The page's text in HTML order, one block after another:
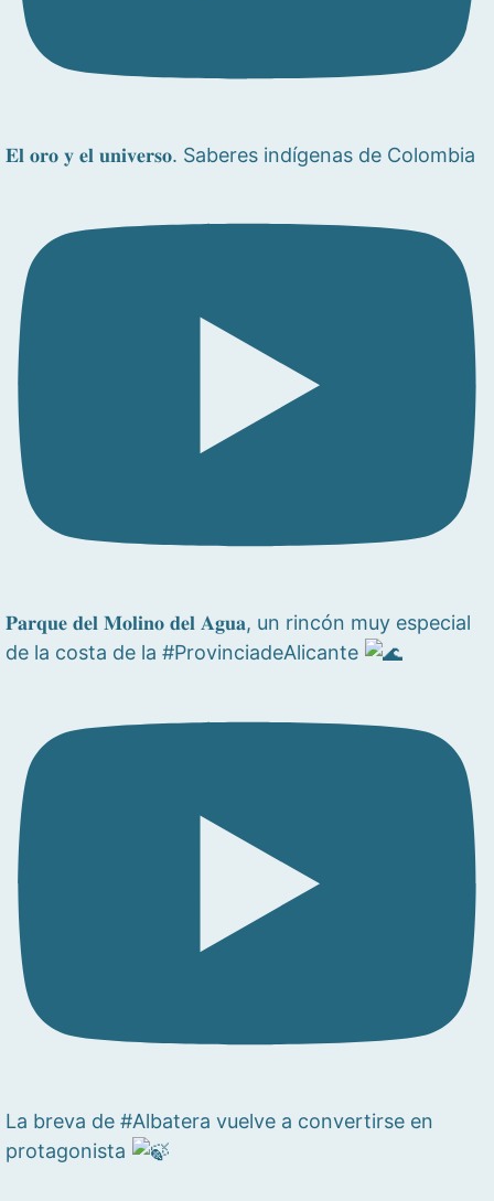
𝐄𝐥 𝐨𝐫𝐨 𝐲 𝐞𝐥 𝐮𝐧𝐢𝐯𝐞𝐫𝐬𝐨. Saberes indígenas de Colombia
𝐏𝐚𝐫𝐪𝐮𝐞 𝐝𝐞𝐥 𝐌𝐨𝐥𝐢𝐧𝐨 𝐝𝐞𝐥 𝐀𝐠𝐮𝐚, un rincón muy especial
de la costa de la #ProvinciadeAlicante
La breva de #Albatera vuelve a convertirse en
protagonista